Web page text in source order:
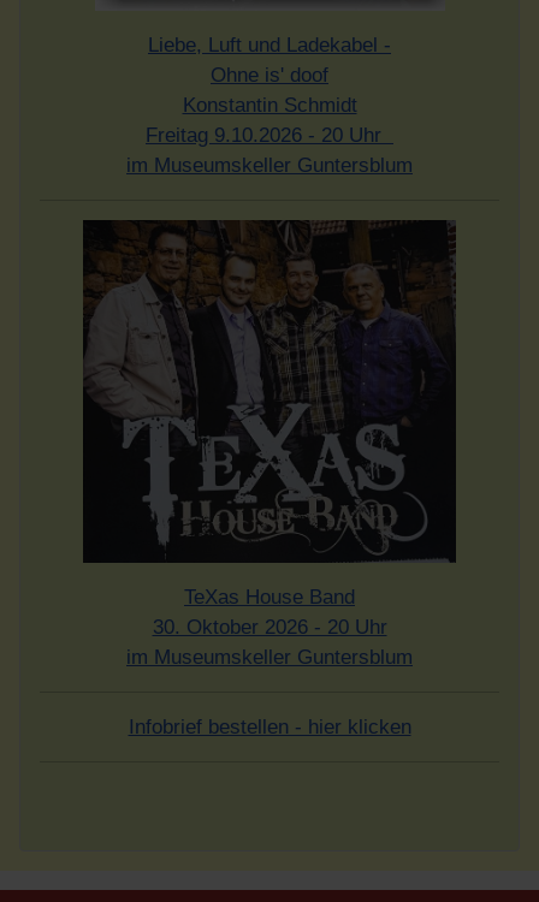
Liebe, Luft und Ladekabel -
Ohne is' doof
Konstantin Schmidt
Freitag 9.10.2026 - 20 Uhr
im Museumskeller Guntersblum
TeXas House Band
30. Oktober 2026 - 20 Uhr
im Museumskeller Guntersblum
Infobrief bestellen - hier klicken